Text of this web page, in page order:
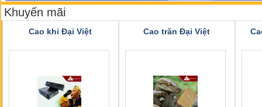
Khuyến mãi
Cao khỉ Đại Việt Cao trăn Đại Việt